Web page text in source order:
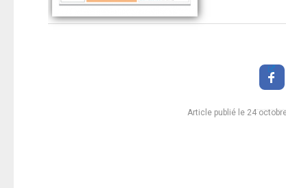
Article publié le 24